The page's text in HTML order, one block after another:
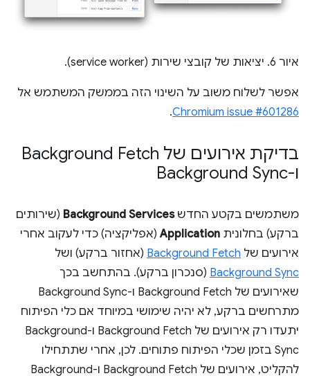
איור 6. יציאות של קובצי שירות (service worker).
אפשר לשלוח משוב על השינוי הזה בממשק המשתמש אל
Chromium issue #601286
.
בדיקת אירועים של Background Fetch
ו-Background Sync
משתמשים בקטע החדשBackground Services (שירותים
ברקע) בחלונית Application(אפליקציה) כדי לעקוב אחרי
אירועים של Background Fetch (אחזור ברקע) ושל
Background Sync (סנכרון ברקע). בהתחשב בכך
שאירועים של Background Fetch ו-Background Sync
מתרחשים ברקע, לא יהיה שימושי במיוחד אם כלי הפיתוח
יתעדו רק אירועים של Background Fetch ו-Background
Sync בזמן שכלי הפיתוח פתוחים. לכן, אחרי שתתחילו
להקליט, אירועים של Background Fetch ו-Background